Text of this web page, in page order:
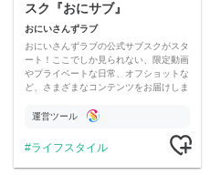
スク『おにサブ』
おにいさんずラブ
おにいさんずラブの公式サブスクがスタ
ート！ここでしか見られない、限定動画
やプライベートな日常、オフショットな
ど、さまざまなコンテンツをお届けしま
運営ツール
ライフスタイル